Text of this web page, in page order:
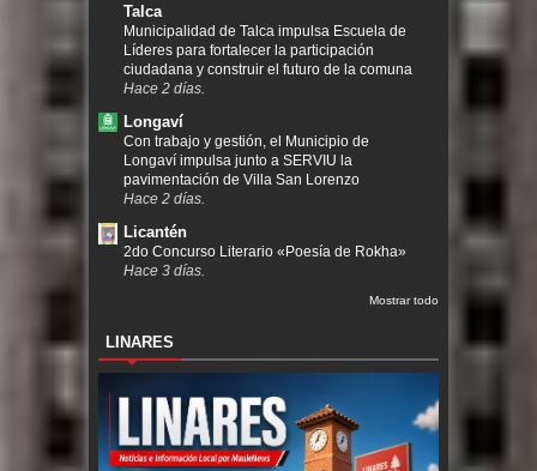
Talca
Municipalidad de Talca impulsa Escuela de
Líderes para fortalecer la participación
ciudadana y construir el futuro de la comuna
Hace 2 días.
Longaví
Con trabajo y gestión, el Municipio de
Longaví impulsa junto a SERVIU la
pavimentación de Villa San Lorenzo
Hace 2 días.
Licantén
2do Concurso Literario «Poesía de Rokha»
Hace 3 días.
Mostrar todo
LINARES